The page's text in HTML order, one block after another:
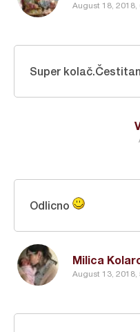
August 18, 2018,
Super
Milica
August 13, 2018,
Odlicno